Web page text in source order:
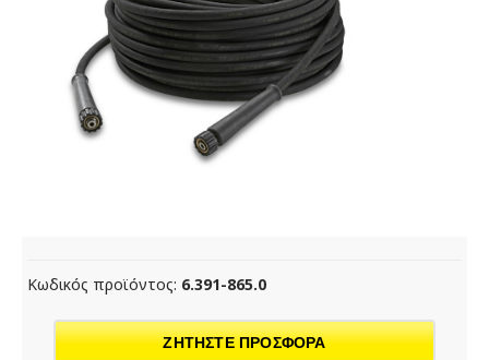
Κωδικός προϊόντος: 6.391-865.0
ΖΗΤΗΣΤΕ ΠΡΟΣΦΟΡΑ